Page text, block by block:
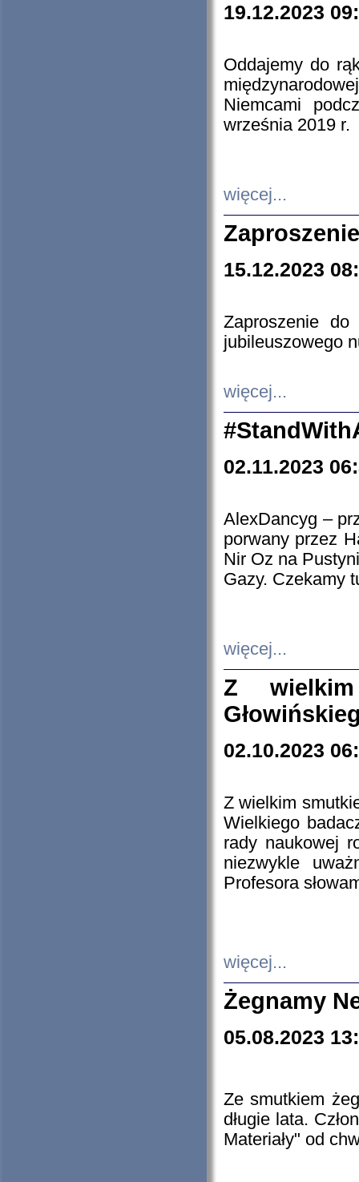
19.12.2023
Oddajemy do
Niemcami
września 2019 r.
więcej...
15.12.2023
Zaproszenie do
jubileuszowego
więcej...
02.11.2023
AlexDancyg –
porwany przez
Nir Oz na
Gazy. Czekamy
więcej...
Z
02.10.2023
Z wielkim
Wielkiego
rady naukowej
niezwykle
Profesora
więcej...
Żegnamy
05.08.2023
Ze smutkiem
długie lata.
Materiały" od